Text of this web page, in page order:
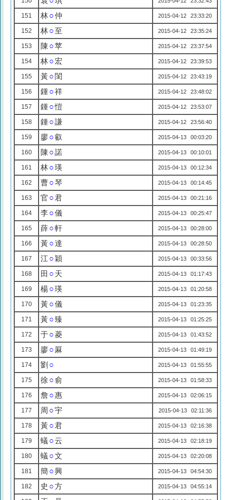
151 林○仲 2015-04-12 23:33:20
152 林○至 2015-04-12 23:35:24
153 陳 ○苹 2015-04-12 23:37:54
154 林○ 宏 2015-04-12 23:39:53
155 黃○ 閨 2015-04-12 23:43:19
156 鍾○祥 2015-04-12 23:48:02
157 鍾○愷 2015-04-12 23:53:07
158 鍾○謙 2015-04-12 23:56:40
159 廖○叡 2015-04-13 00:03:20
160 陳 ○諾 2015-04-13 00:10:01
161 林○瑛 2015-04-13 00:12:34
162 曹○琴 2015-04-13 00:14:45
163 官 ○君 2015-04-13 00:21:16
164 李○儀 2015-04-13 00:25:47
165 薛○軒 2015-04-13 00:28:00
166 黃○達 2015-04-13 00:28:50
167 江 ○ 穎 2015-04-13 00:33:56
168 田 ○ 天 2015-04-13 01:17:43
169 楊○瑛 2015-04-13 01:20:58
170 黃○儀 2015-04-13 01:23:35
171 黃○臻 2015-04-13 01:25:25
172 于○菱 2015-04-13 01:43:52
173 廖○ 厤 2015-04-13 01:49:19
174 劉 ○ 2015-04-13 01:55:55
175 徐 ○俞 2015-04-13 01:58:33
176 詹○惠 2015-04-13 02:06:15
177 周 ○宇 2015-04-13 02:11:36
178 黃○君 2015-04-13 02:16:38
179 蟻 ○云 2015-04-13 02:18:19
180 蟻 ○文 2015-04-13 02:20:08
181 簡 ○興 2015-04-13 04:54:30
182 史 ○方 2015-04-13 04:55:14